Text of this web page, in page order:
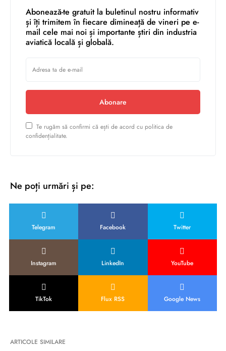
Abonează-te gratuit la buletinul nostru informativ
și îți trimitem în fiecare dimineață de vineri pe e-
mail cele mai noi și importante știri din industria
aviatică locală și globală.
Abonare
Te rugăm să confirmi că ești de acord cu politica de
confidențialitate.
Ne poți urmări și pe:
Telegram Facebook Twitter
Instagram LinkedIn YouTube
TikTok Flux RSS Google News
ARTICOLE SIMILARE